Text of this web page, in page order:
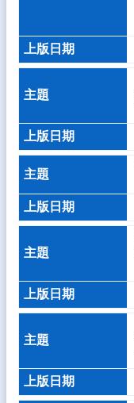
回
頁
網
站
覽
後
台
理
網
站
料
放
宣